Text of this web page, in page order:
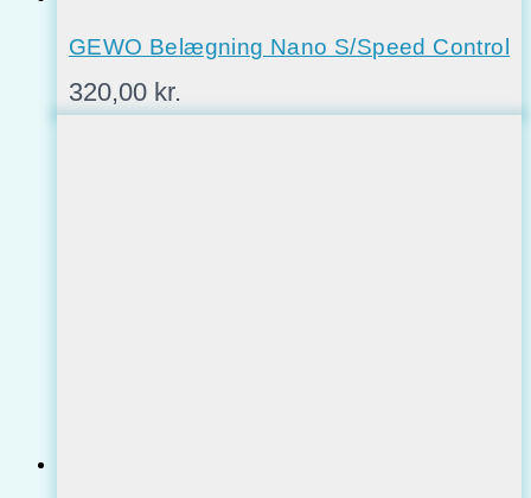
GEWO Belægning Nano S/Speed Control
320,00 kr.